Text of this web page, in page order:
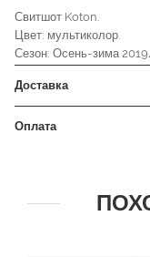
Свитшот Koton.
Цвет: мультиколор.
Сезон: Осень-зима
Доставка
Оплата